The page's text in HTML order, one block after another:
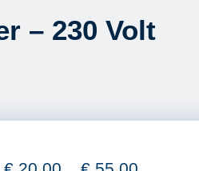
– 230 Volt